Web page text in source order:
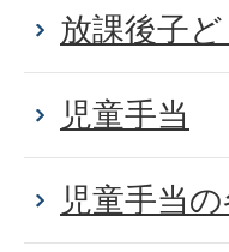
放課後子
児童手当
児童手当